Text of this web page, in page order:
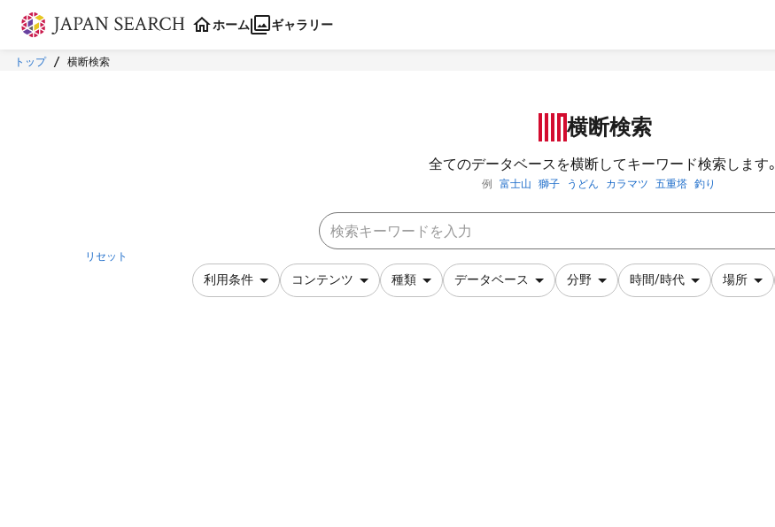
本文に飛ぶ
ホーム ギャラリー
トップ 横断検索
横断検索
全てのデータベースを横断してキーワード検索します。
例 富士山 獅子 うどん カラマツ 五重塔 釣り
リセット
利用条件 コンテンツ 種類 データベース 分野 時間/時代 場所